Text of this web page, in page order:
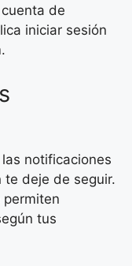
de
iniciar sesión
notificaciones
te deje de seguir.
tus